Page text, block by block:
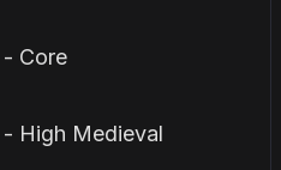
Core
High Medieval